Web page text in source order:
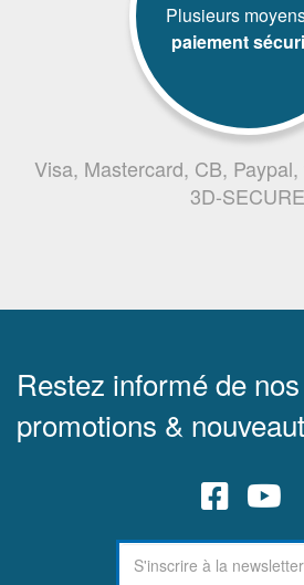
Plusieurs
paiement
Visa, Mastercard, CB,
3D-SECURE
Restez informé de
promotions &